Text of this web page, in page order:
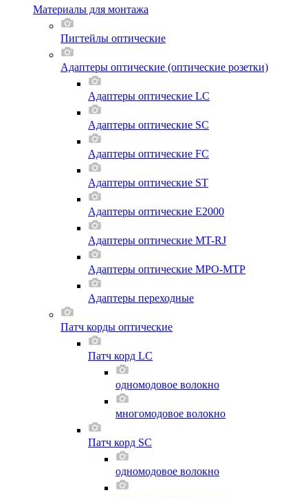
Материалы для монтажа
Пигтейлы оптические
Адаптеры оптические (оптические розетки)
Адаптеры оптические LC
Адаптеры оптические SC
Адаптеры оптические FC
Адаптеры оптические ST
Адаптеры оптические E2000
Адаптеры оптические MT-RJ
Адаптеры оптические MPO-MTP
Адаптеры переходные
Патч корды оптические
Патч корд LC
одномодовое волокно
многомодовое волокно
Патч корд SC
одномодовое волокно